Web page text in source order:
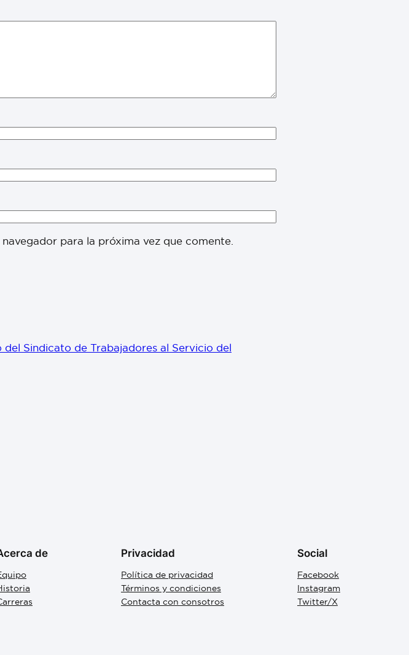
para la próxima vez que comente.
Sindicato de Trabajadores al Servicio del
de Privacidad
Política de privacidad
Términos y condiciones
Contacta con consotros
Social
Facebook
Instagram
Twitter/X